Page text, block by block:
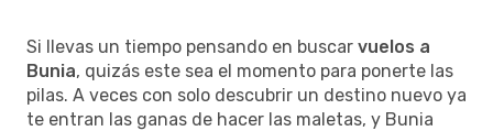
Si llevas un tiempo pensando en buscar vuelos a
Bunia, quizás este sea el momento para ponerte las
pilas. A veces con solo descubrir un destino nuevo ya
te entran las ganas de hacer las maletas, y Bunia